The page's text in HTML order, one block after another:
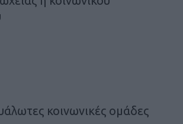
κοινωνικές ομάδες